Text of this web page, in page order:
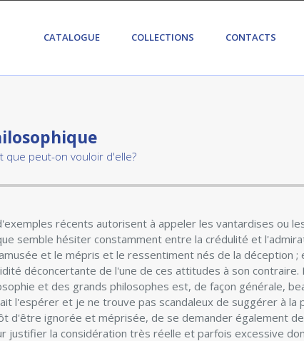
CATALOGUE COLLECTIONS CONTACTS
que peut-on vouloir d'elle?
récents autorisent à appeler les vantardises ou
semble hésiter constamment entre la crédulité et
et le mépris et le ressentiment nés de la déception ;
déconcertante de l'une de ces attitudes à son
et des grands philosophes est, de façon générale,
l'espérer et je ne trouve pas scandaleux de suggérer à la
d'être ignorée et méprisée, de se demander également
justifier la considération très réelle et parfois excessive